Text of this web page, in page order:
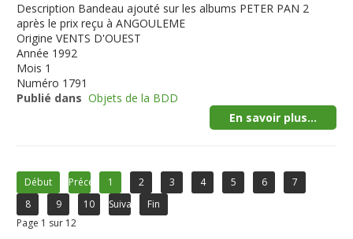
Description Bandeau ajouté sur les albums PETER PAN 2
après le prix reçu à ANGOULEME
Origine VENTS D'OUEST
Année 1992
Mois 1
Numéro 1791
Publié dans Objets de la BDD
En savoir plus...
Début Précédent1 2 3 4 5 6
7
8
9 10 Suivant
Fin
Page 1 sur 12